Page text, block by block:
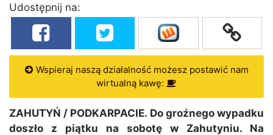
Udostępnij na:
Wspieraj naszą działalność możesz postawić nam
wirtualną kawę:
ZAHUTYŃ / PODKARPACIE. Do groźnego wypadku
doszło z piątku na sobotę w Zahutyniu. Na